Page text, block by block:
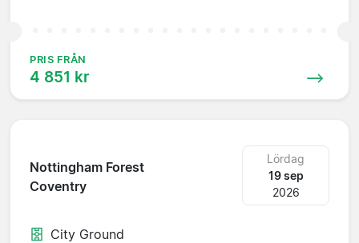
PRIS FRÅN
4 851 kr
Nottingham Forest
Coventry
Lördag
19 sep
2026
City Ground